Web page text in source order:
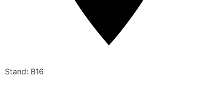
Stand: B16